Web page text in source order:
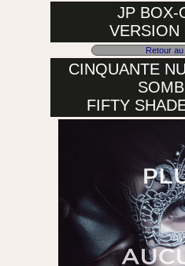
JP BOX-
VERSION
Retour
CINQUANTE
FIFTY